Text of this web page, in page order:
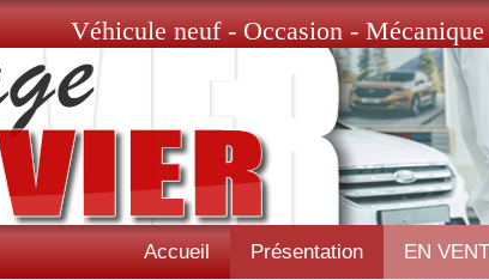
Véhicule neuf - Occasion -
Accueil Présentation EN